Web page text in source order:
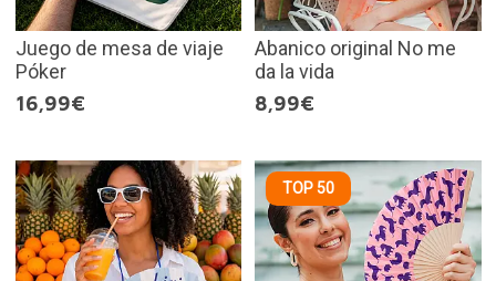
Juego de mesa de viaje
Póker
16,99€
Abanico original No me
da la vida
8,99€
TOP 50